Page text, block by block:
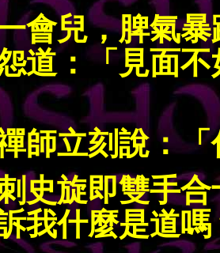
會兒，脾氣
道：「見面
師立刻說：
史旋即雙手
我什麼是道嗎